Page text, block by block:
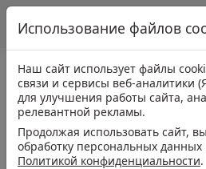
Использование файлов
Наш сайт использует файлы
связи и сервисы веб-аналитики
для улучшения работы сайта,
релевантной рекламы.
Продолжая использовать сайт,
обработку персональных данных
Политикой конфиденциальности.